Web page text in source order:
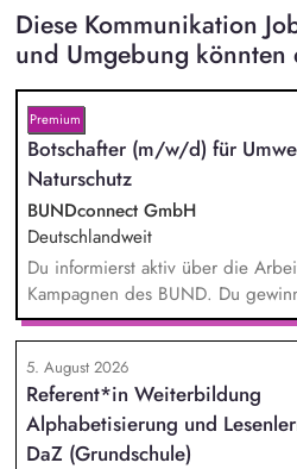
Diese Kommunikation
und Umgebung könnten
Premium
Botschafter (m/w/d) für
Naturschutz
BUNDconnect GmbH
Deutschlandweit
Du informierst aktiv über die
Kampagnen des BUND. Du
stärkst damit langfristig den
beantwortest Fragen zu Umwelt-,
bestem Wissen und Gewissen.
und Aktionen, beispielsweise
Unterschriften für Petitionen.
5. August 2026
Referent*in Weiterbildung
Alphabetisierung und
DaZ (Grundschule)